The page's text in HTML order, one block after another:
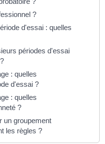
?
d'essai : quelles
périodes d'essai
: quelles
d'essai ?
: quelles
?
un groupement
les règles ?